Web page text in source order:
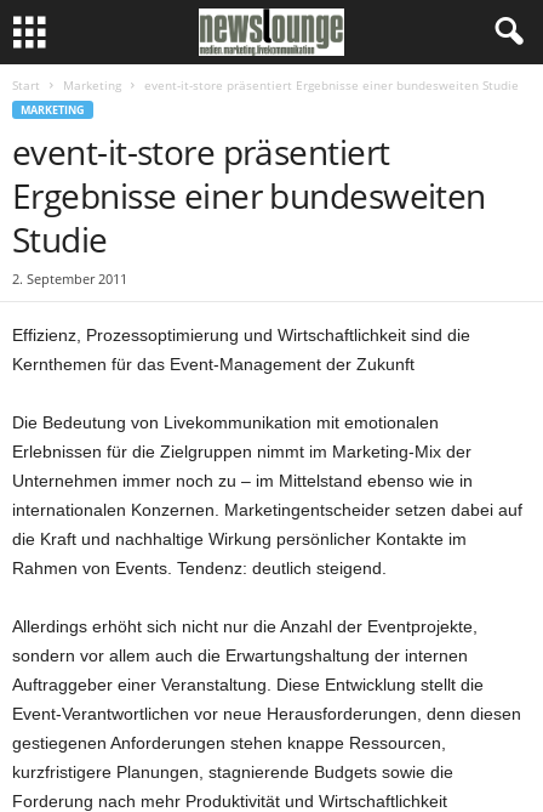
Start Marketing event-it-store präsentiert Ergebnisse einer bundesweiten Studie
MARKETING
event-it-store präsentiert
Ergebnisse einer bundesweiten
Studie
2. September 2011
Effizienz, Prozessoptimierung und Wirtschaftlichkeit sind die
Kernthemen für das Event-Management der Zukunft
Die Bedeutung von Livekommunikation mit emotionalen
Erlebnissen für die Zielgruppen nimmt im Marketing-Mix der
Unternehmen immer noch zu – im Mittelstand ebenso wie in
internationalen Konzernen. Marketingentscheider setzen dabei auf
die Kraft und nachhaltige Wirkung persönlicher Kontakte im
Rahmen von Events. Tendenz: deutlich steigend.
Allerdings erhöht sich nicht nur die Anzahl der Eventprojekte,
sondern vor allem auch die Erwartungshaltung der internen
Auftraggeber einer Veranstaltung. Diese Entwicklung stellt die
Event-Verantwortlichen vor neue Herausforderungen, denn diesen
gestiegenen Anforderungen stehen knappe Ressourcen,
kurzfristigere Planungen, stagnierende Budgets sowie die
Forderung nach mehr Produktivität und Wirtschaftlichkeit